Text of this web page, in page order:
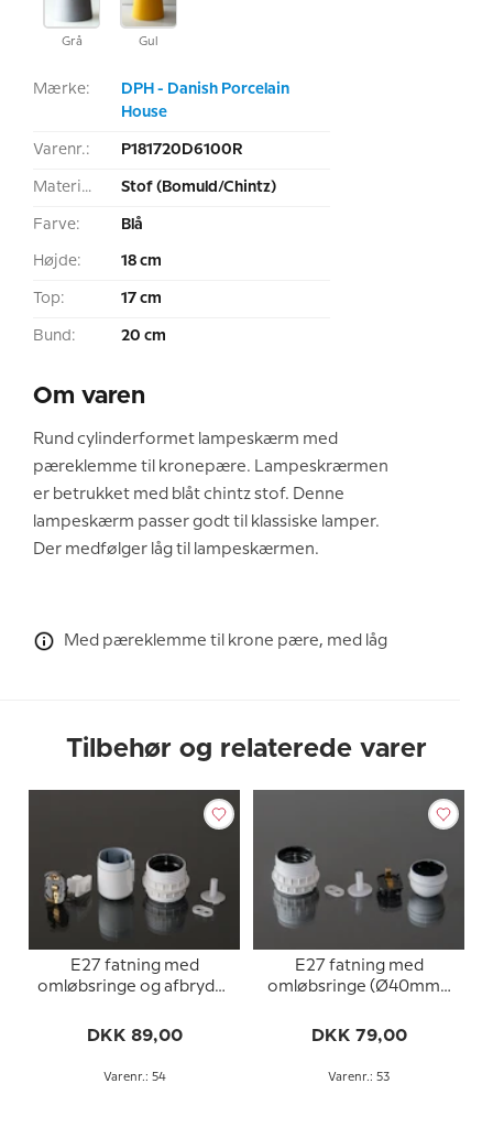
Mærke:
DPH - Danish Porcelain
House
Varenr.: P181720D6100R
Materiale: Stof (Bomuld/Chintz)
Farve: Blå
Højde: 18 cm
Top: 17 cm
Bund: 20 cm
Om varen
Rund cylinderformet lampeskærm med
pæreklemme til kronepære. Lampeskrærmen
er betrukket med blåt chintz stof. Denne
lampeskærm passer godt til klassiske lamper.
Der medfølger låg til lampeskærmen.
Med pæreklemme til krone pære, med låg
Grå Gul
Tilbehør og relaterede varer
E27 fatning med
omløbsringe og afbryder
DKK 89,00
Varenr.: 54
E27 fatning med
omløbsringe (Ø40mm),
DKK 79,00
Varenr.: 53